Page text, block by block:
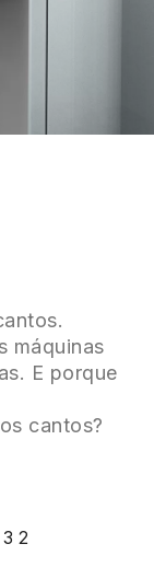
máquinas
E porque
cantos?